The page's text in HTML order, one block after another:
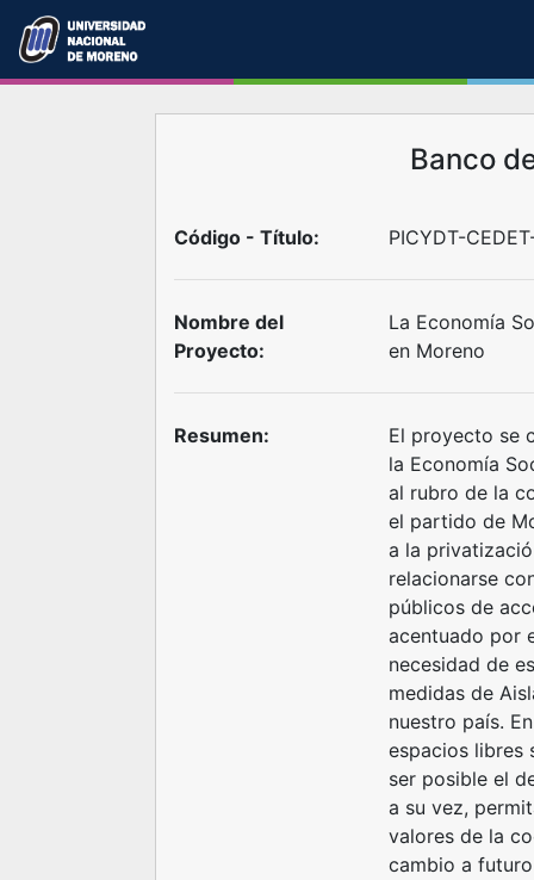
Banco
Código - Título: PICYDT-
Nombre del
Proyecto:
La Economía
en Moreno
Resumen:
El proyecto se
la Economía
al rubro de la
el partido de
a la
relacionarse
públicos de
acentuado por
necesidad de
medidas de
nuestro país.
espacios libres
ser posible el
a su vez,
valores de la
cambio a